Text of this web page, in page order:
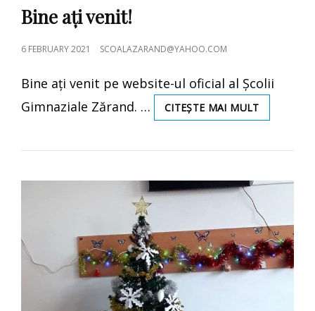
LINKS
Bine ați venit!
POSTED
6 FEBRUARY 2021 SCOALAZARAND@YAHOO.COM
Bine ați venit pe website-ul oficial al Școlii
Gimnaziale Zărand. …
CITEȘTE MAI MULTBINE
AȚI